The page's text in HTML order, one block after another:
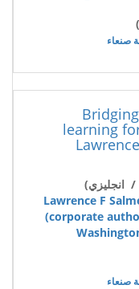
صنعاء
learning
انجليزي)
Lawrence F
(corporate
صنعاء